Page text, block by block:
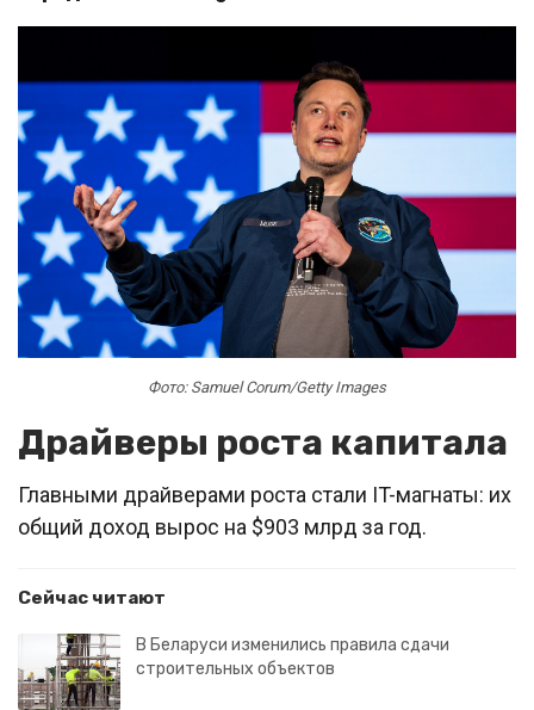
Фото: Samuel Corum/Getty Images
Драйверы роста капитала
Главными драйверами роста стали IT-магнаты: их
общий доход вырос на $903 млрд за год.
Сейчас читают
В Беларуси изменились правила сдачи
строительных объектов